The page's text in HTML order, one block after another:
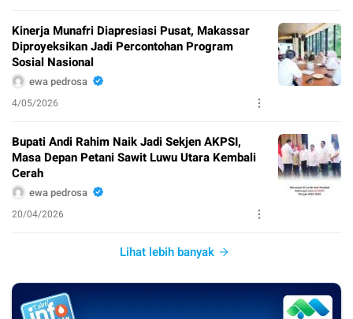
Kinerja Munafri Diapresiasi Pusat, Makassar
Diproyeksikan Jadi Percontohan Program
Sosial Nasional
ewa pedrosa
4/05/2026
Bupati Andi Rahim Naik Jadi Sekjen AKPSI,
Masa Depan Petani Sawit Luwu Utara Kembali
Cerah
ewa pedrosa
20/04/2026
Lihat lebih banyak